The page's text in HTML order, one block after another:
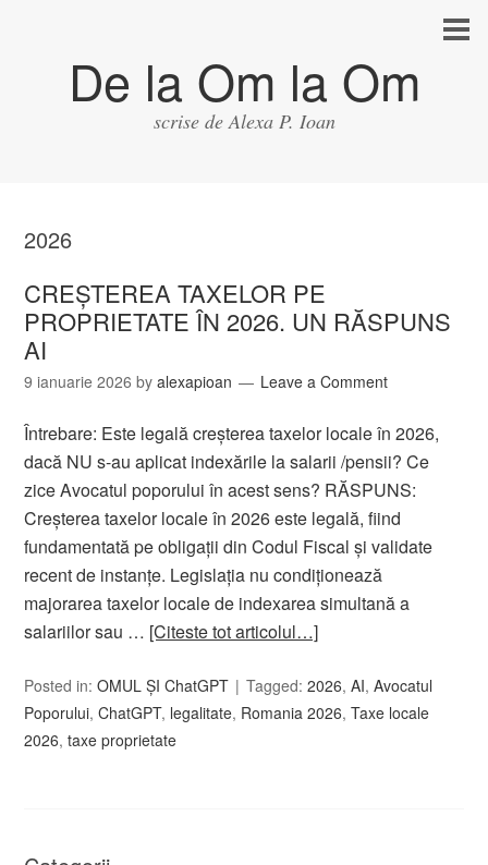
De la Om la Om
scrise de Alexa P. Ioan
2026
CREȘTEREA TAXELOR PE
PROPRIETATE ÎN 2026. UN RĂSPUNS
AI
9 ianuarie 2026 byalexapioan Leave a Comment
Întrebare: Este legală creșterea taxelor locale în 2026,
dacă NU s-au aplicat indexările la salarii /pensii? Ce
zice Avocatul poporului în acest sens? RĂSPUNS:
Creșterea taxelor locale în 2026 este legală, fiind
fundamentată pe obligații din Codul Fiscal și validate
recent de instanțe. Legislația nu condiționează
majorarea taxelor locale de indexarea simultană a
salariilor sau … [Citeste tot articolul…]
Posted in:OMUL ȘI ChatGPT Tagged:2026,AI,Avocatul
Poporului,ChatGPT, legalitate, Romania 2026,Taxe locale
2026,taxe proprietate